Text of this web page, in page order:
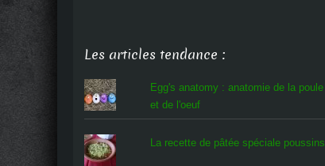
Les articles tendance :
Egg's anatomy : anatomie de la poule
et de l'oeuf
La recette de pâtée spéciale poussins